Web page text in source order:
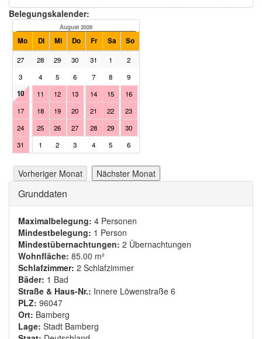
Belegungskalender:
August 2026
Mo Di Mi Do Fr Sa So
27 28 29 30 31 1
2
3
4 5 6 7 8 9
10 11 12 13 14 15
16
17
18 19 20 21 22
23
24
25 26 27 28 29
30
31
1 2 3 4 5 6
Vorheriger Monat Nächster Monat
Ausblenden
Grunddaten
Maximalbelegung: 4 Personen
Mindestbelegung: 1 Person
Mindestübernachtungen: 2 Übernachtungen
Wohnfläche: 85.00 m²
Schlafzimmer: 2 Schlafzimmer
Bäder: 1 Bad
Straße & Haus-Nr.: Innere Löwenstraße 6
PLZ: 96047
Ort: Bamberg
Lage: Stadt Bamberg